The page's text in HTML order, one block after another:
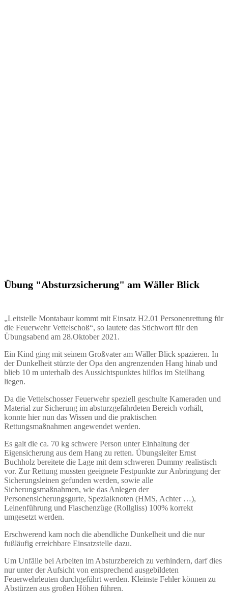
Übung "Absturzsicherung" am Wäller Blick
„Leitstelle Montabaur kommt mit Einsatz H2.01 Personenrettung für
die Feuerwehr Vettelschoß“, so lautete das Stichwort für den
Übungsabend am 28.Oktober 2021.
Ein Kind ging mit seinem Großvater am Wäller Blick spazieren. In
der Dunkelheit stürzte der Opa den angrenzenden Hang hinab und
blieb 10 m unterhalb des Aussichtspunktes hilflos im Steilhang
liegen.
Da die Vettelschosser Feuerwehr speziell geschulte Kameraden und
Material zur Sicherung im absturzgefährdeten Bereich vorhält,
konnte hier nun das Wissen und die praktischen
Rettungsmaßnahmen angewendet werden.
Es galt die ca. 70 kg schwere Person unter Einhaltung der
Eigensicherung aus dem Hang zu retten. Übungsleiter Ernst
Buchholz bereitete die Lage mit dem schweren Dummy realistisch
vor. Zur Rettung mussten geeignete Festpunkte zur Anbringung der
Sicherungsleinen gefunden werden, sowie alle
Sicherungsmaßnahmen, wie das Anlegen der
Personensicherungsgurte, Spezialknoten (HMS, Achter …),
Leinenführung und Flaschenzüge (Rollgliss) 100% korrekt
umgesetzt werden.
Erschwerend kam noch die abendliche Dunkelheit und die nur
fußläufig erreichbare Einsatzstelle dazu.
Um Unfälle bei Arbeiten im Absturzbereich zu verhindern, darf dies
nur unter der Aufsicht von entsprechend ausgebildeten
Feuerwehrleuten durchgeführt werden. Kleinste Fehler können zu
Abstürzen aus großen Höhen führen.